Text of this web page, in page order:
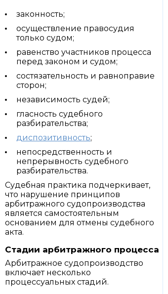
законность;
осуществление правосудия
только судом;
равенство участников процесса
перед законом и судом;
состязательность и равноправие
сторон;
независимость судей;
гласность судебного
разбирательства;
диспозитивность;
непосредственность и
непрерывность судебного
разбирательства.
Судебная практика подчеркивает,
что нарушение принципов
арбитражного судопроизводства
является самостоятельным
основанием для отмены судебного
акта.
Стадии арбитражного процесса
Арбитражное судопроизводство
включает несколько
процессуальных стадий.